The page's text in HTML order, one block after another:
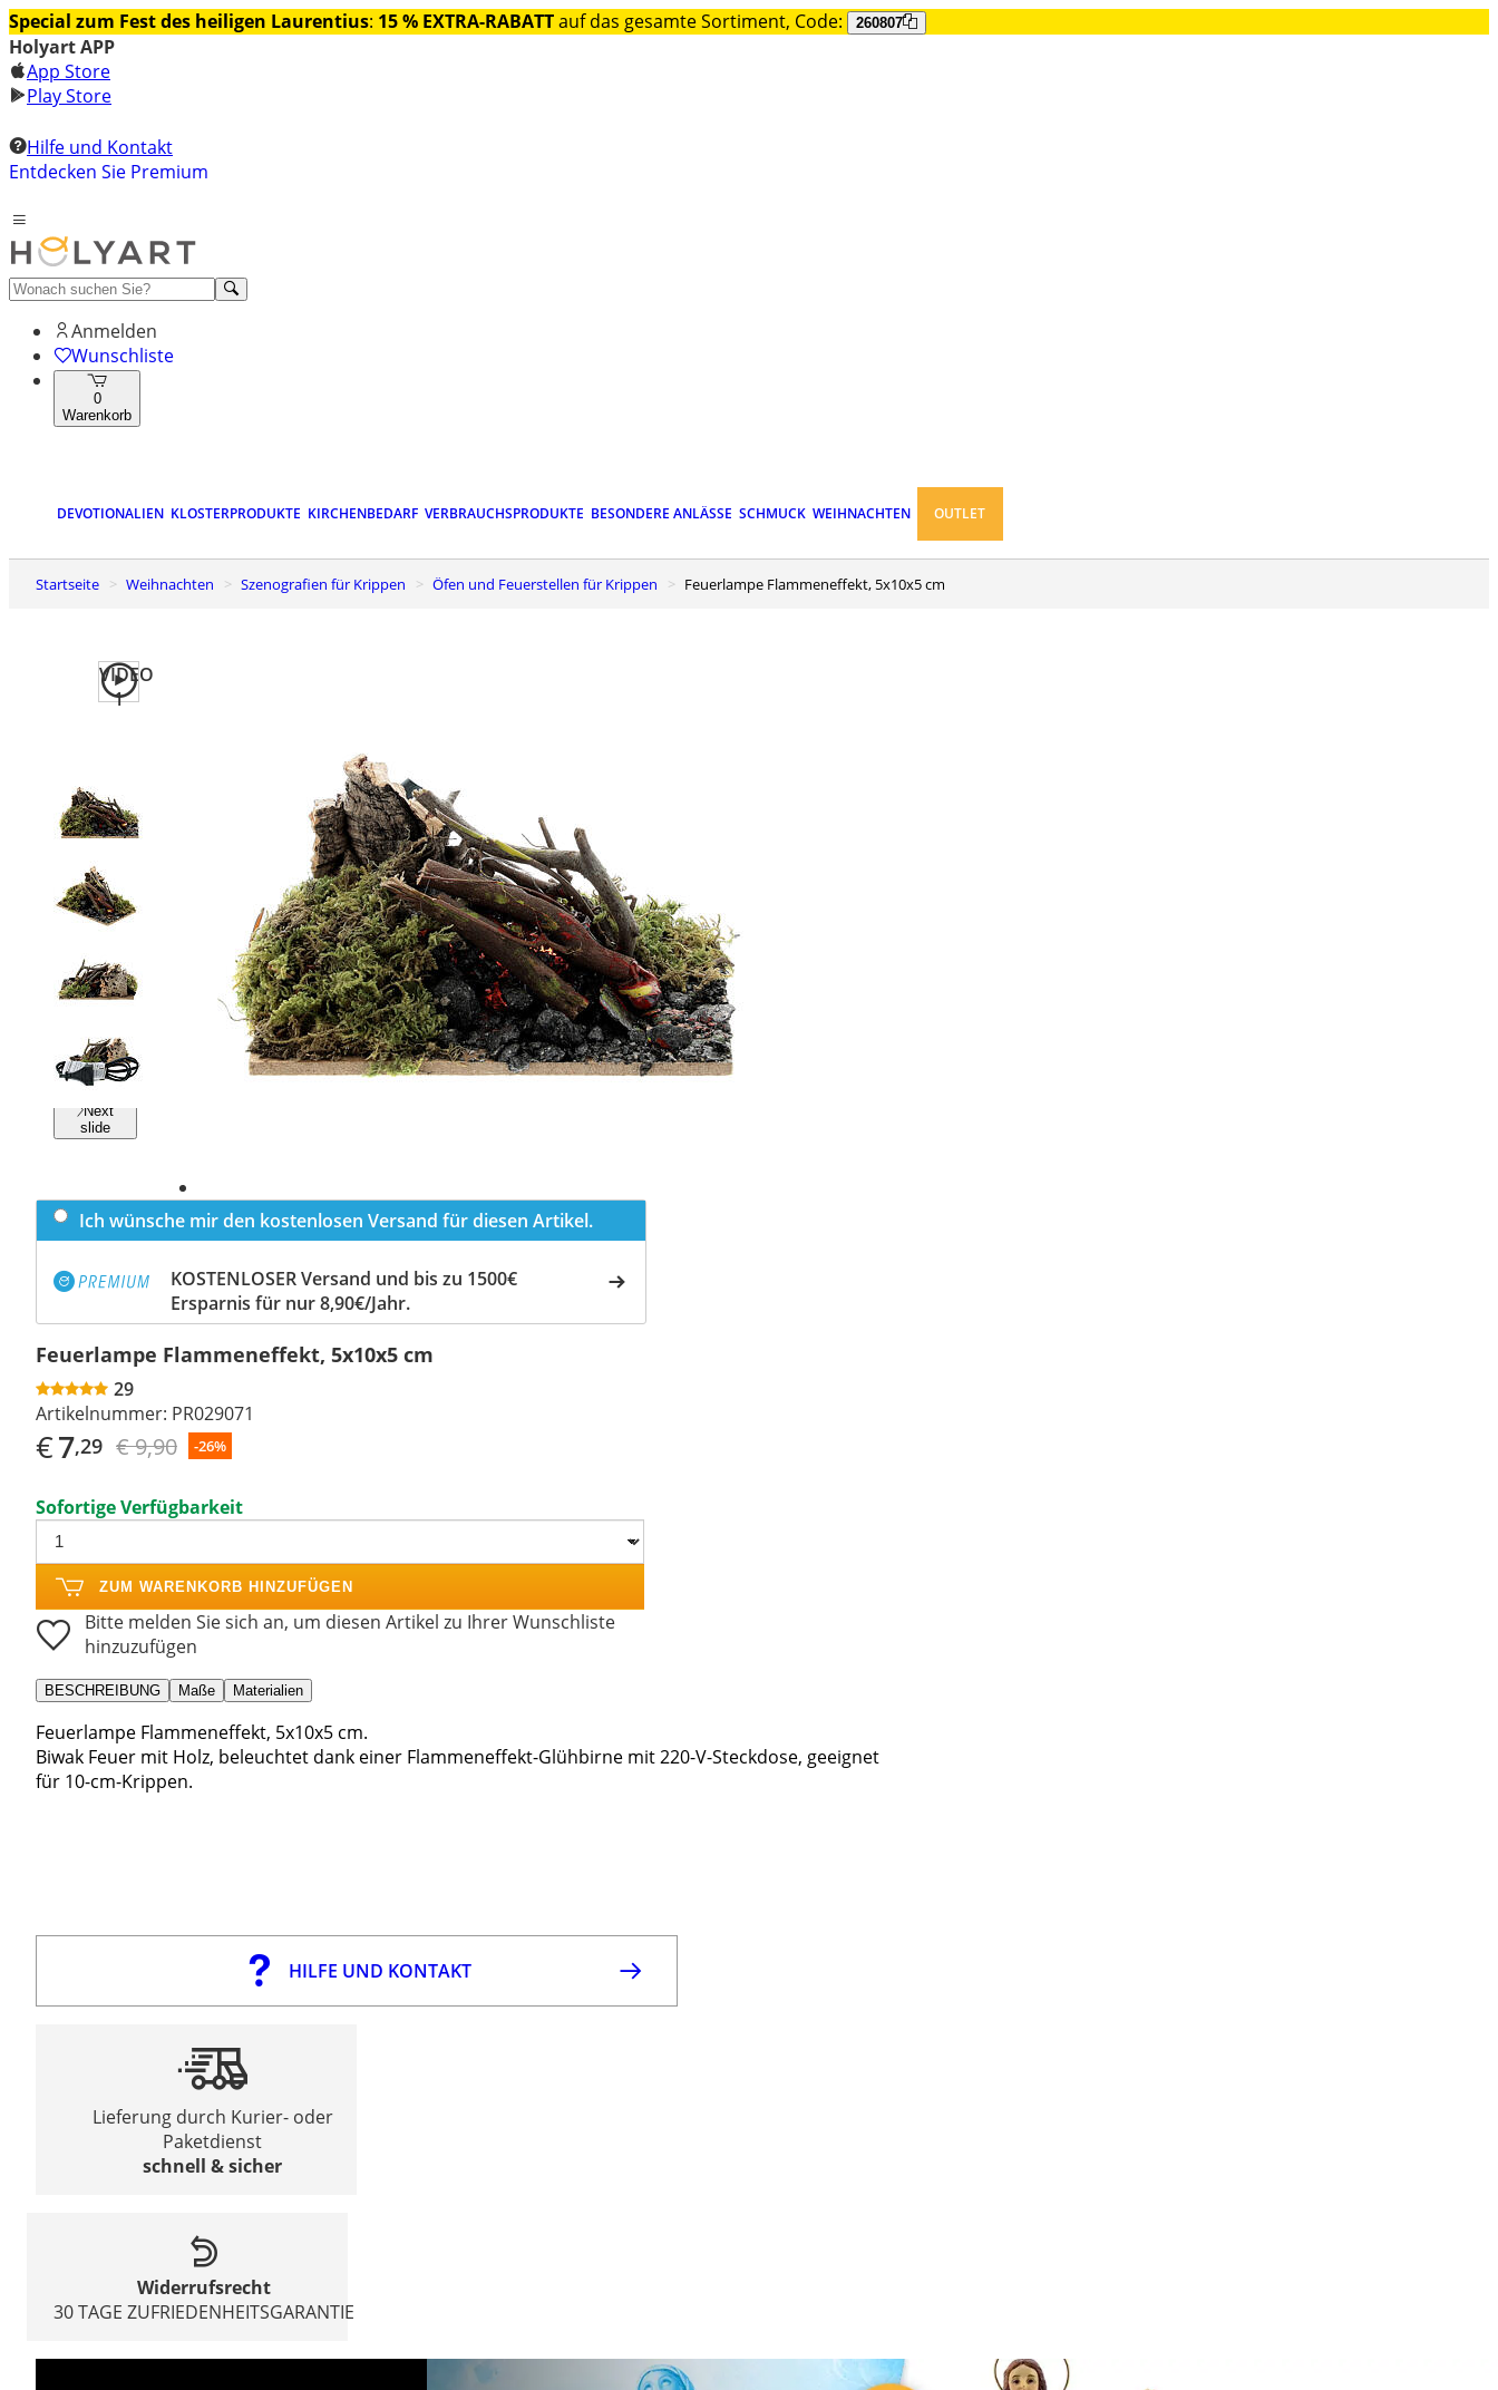
Special zum Fest des heiligen Laurentius: 15 % EXTRA-RABATTauf das gesamte Sortiment, Code: 260807
Holyart APP
App Store
Play Store
Hilfe und Kontakt
Entdecken Sie Premium
Anmelden
Wunschliste
0
Warenkorb
DEVOTIONALIEN KLOSTERPRODUKTE KIRCHENBEDARF VERBRAUCHSPRODUKTE BESONDERE ANLÄSSE SCHMUCK WEIHNACHTEN OUTLET
Startseite Weihnachten Szenografien für Krippen Öfen und Feuerstellen für Krippen Feuerlampe Flammeneffekt, 5x10x5 cm
VIDEO
1
Previous
slide
Next
slide
Ich wünsche mir den kostenlosen Versand für diesen Artikel.
KOSTENLOSER Versand und bis zu 1500€
Ersparnis für nur 8,90€/Jahr.
Feuerlampe Flammeneffekt, 5x10x5 cm
29
Artikelnummer: PR029071
€7,29 € 9,90 -26%
Sofortige Verfügbarkeit
ZUM WARENKORB HINZUFÜGEN
Bitte melden Sie sich an, um diesen Artikel zu Ihrer Wunschliste
hinzuzufügen
BESCHREIBUNG Maße Materialien
Feuerlampe Flammeneffekt, 5x10x5 cm.
Biwak Feuer mit Holz, beleuchtet dank einer Flammeneffekt-Glühbirne mit 220-V-Steckdose, geeignet
für 10-cm-Krippen.
HILFE UND KONTAKT
Lieferung durch Kurier- oder
Paketdienst
schnell & sicher
Widerrufsrecht
30 TAGE ZUFRIEDENHEITSGARANTIE